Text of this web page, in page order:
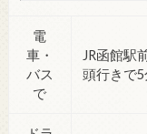
電
車・
バス
で
JR函館駅
頭行きで